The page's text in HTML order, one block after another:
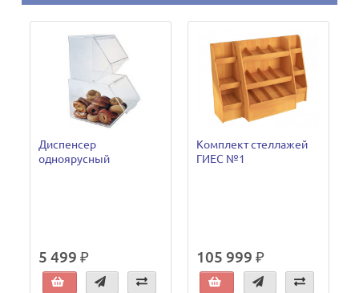
Диспенсер
одноярусный
5 499 ₽
Комплект стеллажей
ГИЕС №1
105 999 ₽